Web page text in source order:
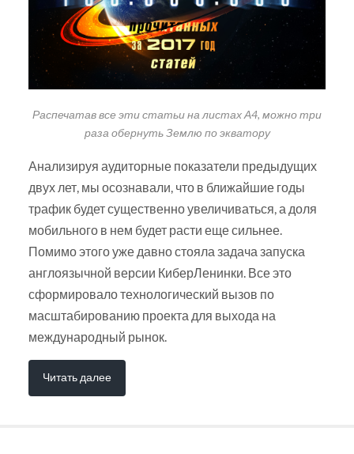
Распечатав все эти статьи на листах А4, можно три
раза обернуть Землю по экватору
Анализируя аудиторные показатели предыдущих
двух лет, мы осознавали, что в ближайшие годы
трафик будет существенно увеличиваться, а доля
мобильного в нем будет расти еще сильнее.
Помимо этого уже давно стояла задача запуска
англоязычной версии КиберЛенинки. Все это
сформировало технологический вызов по
масштабированию проекта для выхода на
международный рынок.
Читать далее